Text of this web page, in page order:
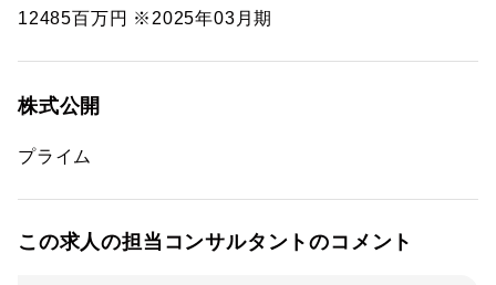
12485百万円 ※2025年03月期
株式公開
プライム
この求人の担当コンサルタントのコメント